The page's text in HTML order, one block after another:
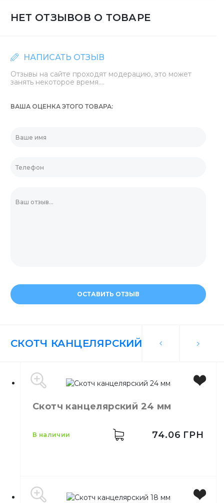
НЕТ ОТЗЫВОВ О ТОВАРЕ
НАПИСАТЬ ОТЗЫВ
Отзывы на сайте проходят модерацию, это может
занять некоторое время....
ВАША ОЦЕНКА ЭТОГО ТОВАРА
ОСТАВИТЬ ОТЗЫВ
СКОТЧ КАНЦЕЛЯРСКИЙ
Скотч канцелярский 24 мм
в наличии 74.06 ГРН